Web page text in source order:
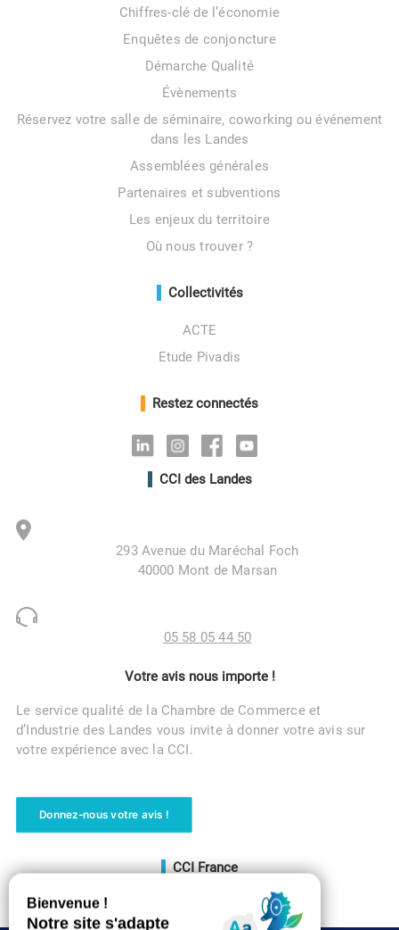
Chiffres-clé de l’économie
Enquêtes de conjoncture
Démarche Qualité
Évènements
Réservez votre salle de séminaire, coworking ou événement
dans les Landes
Assemblées générales
Partenaires et subventions
Les enjeux du territoire
Où nous trouver ?
Collectivités
ACTE
Etude Pivadis
Restez connectés
LinkedinInstagramFacebookYoutube
CCI des Landes
293 Avenue du Maréchal Foch
40000 Mont de Marsan
05 58 05 44 50
Votre avis nous importe !
Le service qualité de la Chambre de Commerce et
d’Industrie des Landes vous invite à donner votre avis sur
votre expérience avec la CCI.
Donnez-nous votre avis !
CCI France